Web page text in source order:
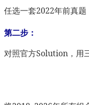
任选一套2022年前真
第二步：
对照官方Solution，用